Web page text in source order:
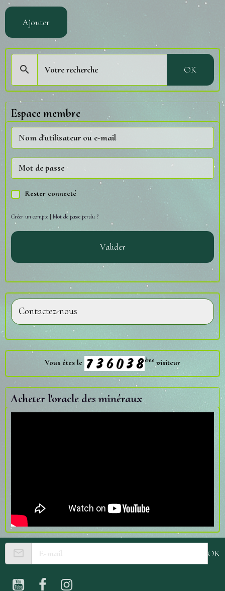
Ajouter
OK
Espace membre
Rester connecté
Créer un compte | Mot de passe perdu ?
Valider
Contactez-nous
Vous êtes le ème visiteur
Acheter l'oracle des minéraux
OK